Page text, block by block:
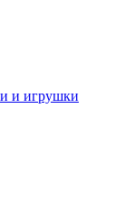
и игрушки